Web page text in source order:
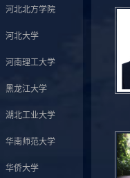
河北北方学院
河北大学
河南理工大学
黑龙江大学
湖北工业大学
华南师范大学
华侨大学